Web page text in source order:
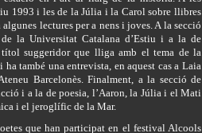
1993 i les de la Júlia i la Carol sobre llibres
lectures per a nens i joves. A la secció
la Universitat Catalana d’Estiu i a la de
suggeridor que lliga amb el tema de la
també una entrevista, en aquest cas a Laia
Barcelonès. Finalment, a la secció de
i a la de poesia, l’Aaron, la Júlia i el Mati
i el jeroglífic de la Mar.
que han participat en el festival Alcools